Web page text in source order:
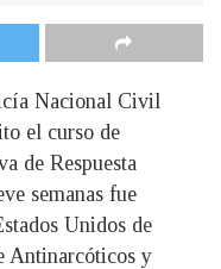
Nacional Civil
el curso de
de Respuesta
semanas fue
Unidos de
Antinarcóticos y